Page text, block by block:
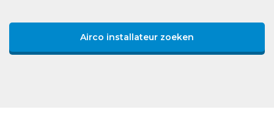
Airco installateur zoeken